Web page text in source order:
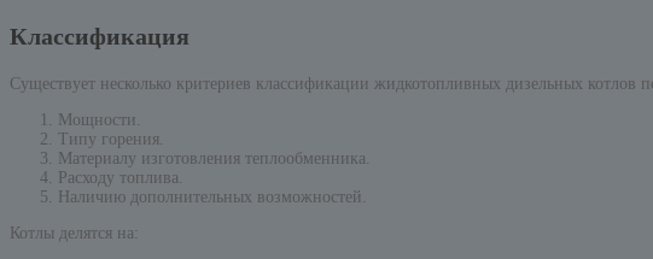
Классификация
Существует несколько критериев классификации жидкотопливных дизельных котлов
Мощности.
Типу горения.
Материалу изготовления теплообменника.
Расходу топлива.
Наличию дополнительных возможностей.
Котлы делятся на: